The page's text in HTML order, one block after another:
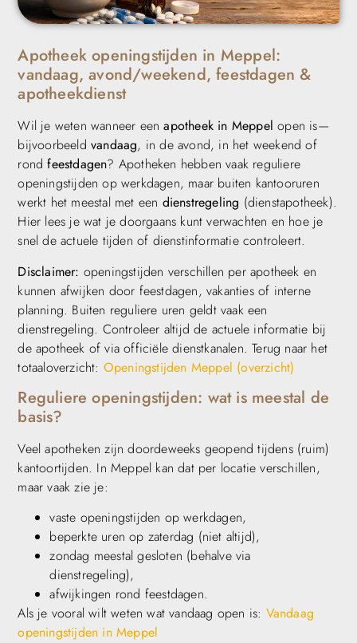
Apotheek openingstijden in Meppel:
vandaag, avond/weekend, feestdagen &
apotheekdienst
Wil je weten wanneer eenapotheek in Meppel open is—
bijvoorbeeld vandaag, in de avond, in het weekend of
rondfeestdagen? Apotheken hebben vaak reguliere
openingstijden op werkdagen, maar buiten kantooruren
werkt het meestal met een dienstregeling (dienstapotheek).
Hier lees je wat je doorgaans kunt verwachten en hoe je
snel de actuele tijden of dienstinformatie controleert.
Disclaimer: openingstijden verschillen per apotheek en
kunnen afwijken door feestdagen, vakanties of interne
planning. Buiten reguliere uren geldt vaak een
dienstregeling. Controleer altijd de actuele informatie bij
de apotheek of via officiële dienstkanalen. Terug naar het
totaaloverzicht: Openingstijden Meppel (overzicht)
Reguliere openingstijden: wat is meestal de
basis?
Veel apotheken zijn doordeweeks geopend tijdens (ruim)
kantoortijden. In Meppel kan dat per locatie verschillen,
maar vaak zie je:
vaste openingstijden op werkdagen,
beperkte uren op zaterdag (niet altijd),
zondag meestal gesloten (behalve via
dienstregeling),
afwijkingen rond feestdagen.
Als je vooral wilt weten wat vandaag open is: Vandaag
openingstijden in Meppel